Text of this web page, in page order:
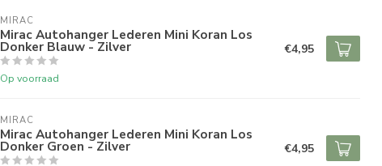
MIRAC
Mirac Autohanger Lederen Mini Koran Los
Donker Blauw - Zilver
Op voorraad
€4,95
MIRAC
Mirac Autohanger Lederen Mini Koran Los
Donker Groen - Zilver €4,95